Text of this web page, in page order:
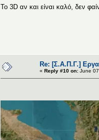
Το 3D αν και είναι καλό, δεν
Re: [Σ.Α.Π.Γ.]
« Reply #10 on: June